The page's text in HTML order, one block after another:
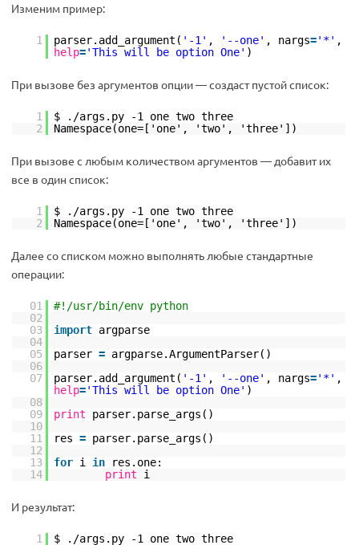
Изменим пример:
1 parser.add_argument( '-1' , '--one' , nargs='*' ,
help='This will be option One' )
При вызове без аргументов опции — создаст пустой список:
1
$ ./args.py -1 one two three
2
Namespace(one=['one', 'two', 'three'])
При вызове с любым количеством аргументов — добавит их
все в один список:
1
$ ./args.py -1 one two three
2
Namespace(one=['one', 'two', 'three'])
Далее со списком можно выполнять любые стандартные
операции:
01
#!/usr/bin/env python
02
03
import argparse
04
05
parser = argparse.ArgumentParser()
06
07
parser.add_argument( '-1' , '--one' , nargs='*' ,
help='This will be option One' )
08
09
print
parser.parse_args()
10
11
res = parser.parse_args()
12
13
for i in
res.one:
14
print i
И результат:
1
$ ./args.py -1 one two three